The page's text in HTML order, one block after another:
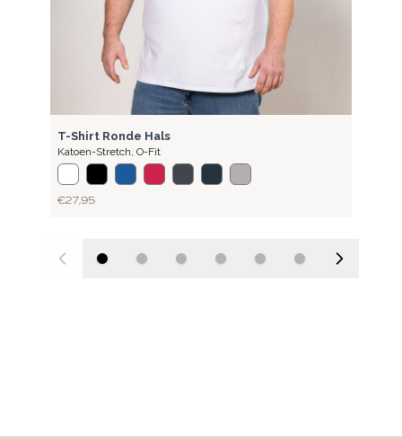
BASIC
T-Shirt Ronde Hals
Katoen-Stretch, O-Fit
€ 27,95